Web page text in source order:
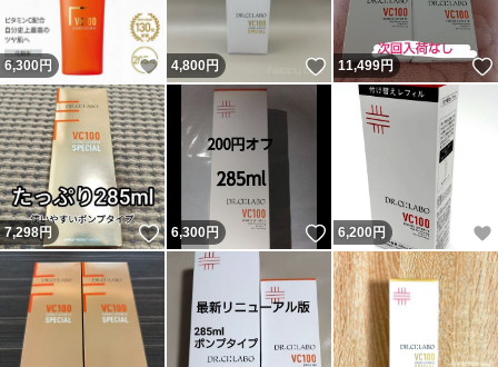
6,300円 いいね！
4,800円 いいね！
11,499円
7,298円 いいね！
6,300円 いいね！
6,200 円